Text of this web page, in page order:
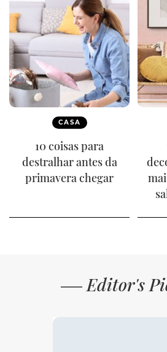
CASA
10 coisas para
destralhar antes da
primavera chegar
Editor's